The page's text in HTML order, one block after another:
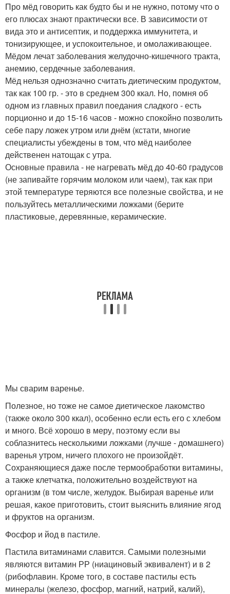
Про мёд говорить как будто бы и не нужно, потому что о
его плюсах знают практически все. В зависимости от
вида это и антисептик, и поддержка иммунитета, и
тонизирующее, и успокоительное, и омолаживающее.
Мёдом лечат заболевания желудочно-кишечного тракта,
анемию, сердечные заболевания.
Мёд нельзя однозначно считать диетическим продуктом,
так как 100 гр. - это в среднем 300 ккал. Но, помня об
одном из главных правил поедания сладкого - есть
порционно и до 15-16 часов - можно спокойно позволить
себе пару ложек утром или днём (кстати, многие
специалисты убеждены в том, что мёд наиболее
действенен натощак с утра.
Основные правила - не нагревать мёд до 40-60 градусов
(не запивайте горячим молоком или чаем), так как при
этой температуре теряются все полезные свойства, и не
пользуйтесь металлическими ложками (берите
пластиковые, деревянные, керамические.
Мы сварим варенье.
Полезное, но тоже не самое диетическое лакомство
(также около 300 ккал), особенно если есть его с хлебом
и много. Всё хорошо в меру, поэтому если вы
соблазнитесь несколькими ложками (лучше - домашнего)
варенья утром, ничего плохого не произойдёт.
Сохраняющиеся даже после термообработки витамины,
а также клетчатка, положительно воздействуют на
организм (в том числе, желудок. Выбирая варенье или
решая, какое приготовить, стоит выяснить влияние ягод
и фруктов на организм.
Фосфор и йод в пастиле.
Пастила витаминами славится. Самыми полезными
являются витамин РР (ниациновый эквивалент) и в 2
(рибофлавин. Кроме того, в составе пастилы есть
минералы (железо, фосфор, магний, натрий, калий),